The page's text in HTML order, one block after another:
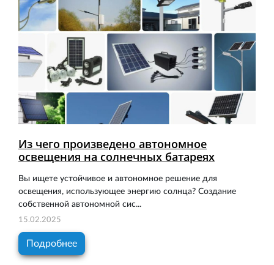
Из чего произведено автономное
освещения на солнечных батареях
Вы ищете устойчивое и автономное решение для
освещения, использующее энергию солнца? Создание
собственной автономной сис...
15.02.2025
Подробнее